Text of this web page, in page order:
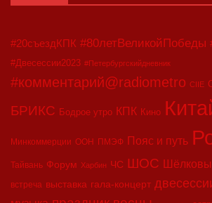
#20съездКПК #80летВеликойПобеды
#Двесессии2023 #Петербургскийдневник
#комментарий@radiometro CIIE
БРИКС Бодрое утро КПК Кино
Минкоммерции ООН ПМЭФ Пояс и путь
Тайвань Форум Харбин ЧС ШОС
встреча выставка гала-концерт